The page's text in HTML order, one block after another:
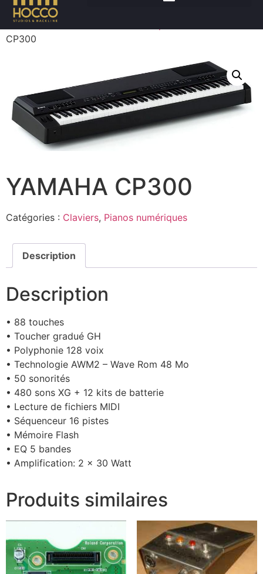
Accueil/Claviers
CP300
YAMAHA CP300
Catégories : Claviers, Pianos numériques
Description
Description
• 88 touches
• Toucher gradué GH
• Polyphonie 128 voix
• Technologie AWM2 – Wave Rom 48 Mo
• 50 sonorités
• 480 sons XG + 12 kits de batterie
• Lecture de fichiers MIDI
• Séquenceur 16 pistes
• Mémoire Flash
• EQ 5 bandes
• Amplification: 2 x 30 Watt
Produits similaires